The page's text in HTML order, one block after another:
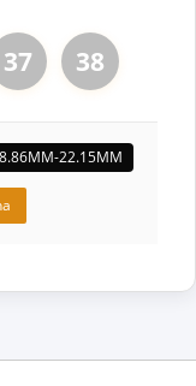
37 38
8.86MM-22.15MM